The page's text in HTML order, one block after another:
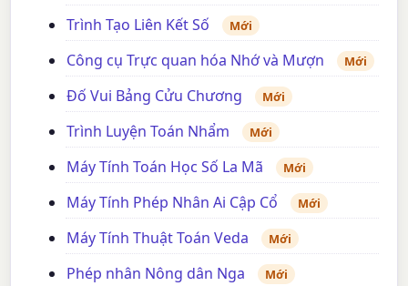
Trình Tạo Liên Kết Số Mới
Công cụ Trực quan hóa Nhớ và Mượn Mới
Đố Vui Bảng Cửu Chương Mới
Trình Luyện Toán Nhẩm Mới
Máy Tính Toán Học Số La Mã Mới
Máy Tính Phép Nhân Ai Cập Cổ Mới
Máy Tính Thuật Toán Veda Mới
Phép nhân Nông dân Nga Mới